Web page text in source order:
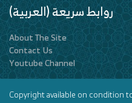
(العربية) روابط سريعة
About The Site
Contact Us
Youtube Channel
Copyright available on condition